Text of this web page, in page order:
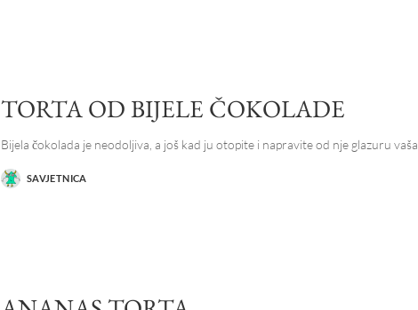
TORTA OD BIJELE ČOKOLADE
Bijela čokolada je neodoljiva, a još kad ju otopite i napravite od nje glazuru vaša
POSTED
BY
SAVJETNICA